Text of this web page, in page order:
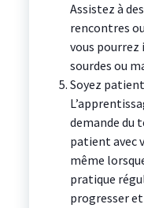
Assistez à
rencontres
vous pourrez
sourdes ou
Soyez
demande du
patient avec
même
pratique
progresser